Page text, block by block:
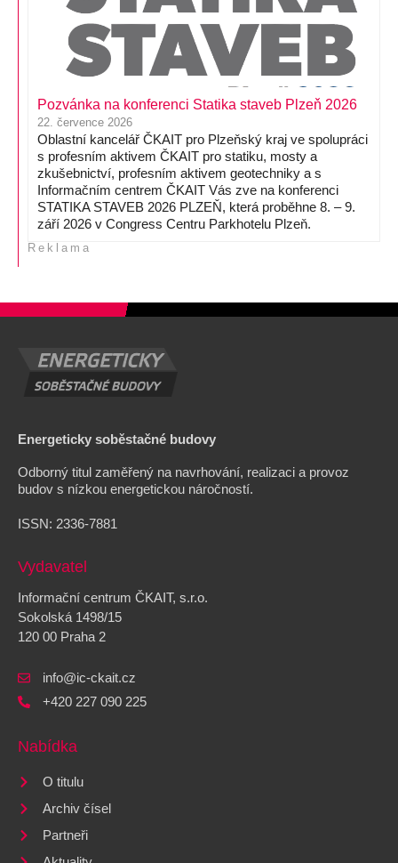
Pozvánka na konferenci Statika staveb Plzeň 2026
22. července 2026
Oblastní kancelář ČKAIT pro Plzeňský kraj ve spolupráci
s profesním aktivem ČKAIT pro statiku, mosty a
zkušebnictví, profesním aktivem geotechniky a s
Informačním centrem ČKAIT Vás zve na konferenci
STATIKA STAVEB 2026 PLZEŇ, která proběhne 8. – 9.
září 2026 v Congress Centru Parkhotelu Plzeň.
Reklama
Energeticky soběstačné budovy
Odborný titul zaměřený na navrhování, realizaci a provoz
budov s nízkou energetickou náročností.
ISSN: 2336-7881
Vydavatel
Informační centrum ČKAIT, s.r.o.
Sokolská 1498/15
120 00 Praha 2
info@ic-ckait.cz
+420 227 090 225
Nabídka
O titulu
Archiv čísel
Partneři